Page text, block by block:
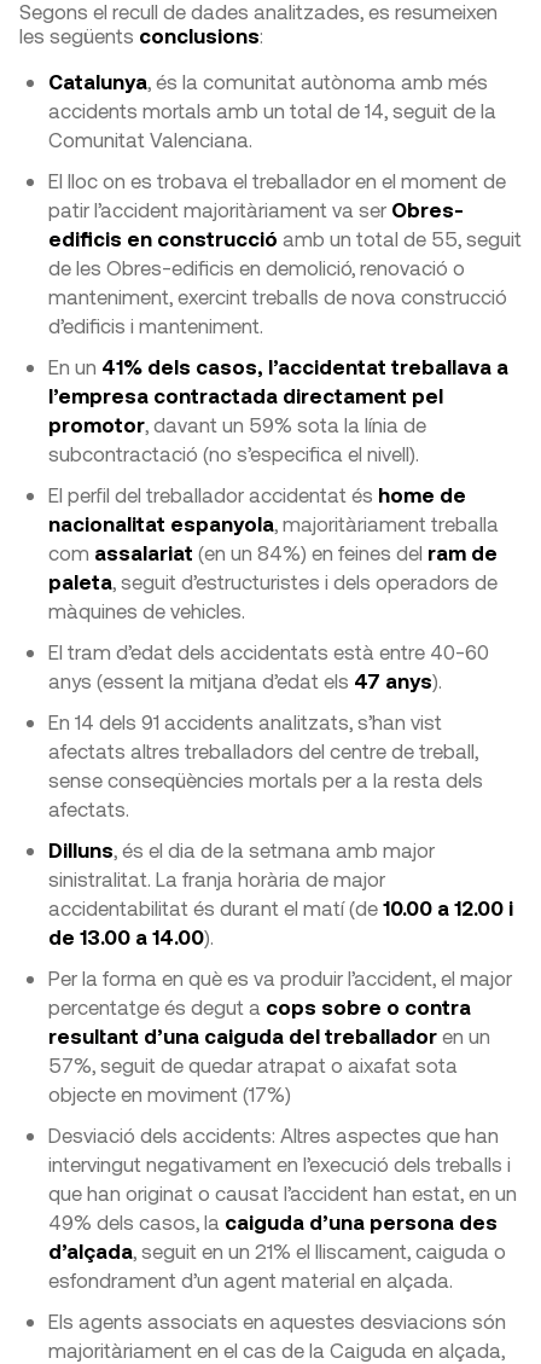
Segons el recull de dades analitzades, es resumeixen
les següents conclusions:
Catalunya , és la comunitat autònoma amb més
accidents mortals amb un total de 14, seguit de la
Comunitat Valenciana.
El lloc on es trobava el treballador en el moment de
patir l’accident majoritàriament va ser Obres-
edificis en construcció amb un total de 55, seguit
de les Obres-edificis en demolició, renovació o
manteniment, exercint treballs de nova construcció
d’edificis i manteniment.
En un 41% dels casos, l’accidentat treballava a
l’empresa contractada directament pel
promotor , davant un 59% sota la línia de
subcontractació (no s’especifica el nivell).
El perfil del treballador accidentat és home de
nacionalitat espanyola , majoritàriament treballa
com assalariat (en un 84%) en feines del ram de
paleta , seguit d’estructuristes i dels operadors de
màquines de vehicles.
El tram d’edat dels accidentats està entre 40-60
anys (essent la mitjana d’edat els 47 anys).
En 14 dels 91 accidents analitzats, s’han vist
afectats altres treballadors del centre de treball,
sense conseqüències mortals per a la resta dels
afectats.
Dilluns , és el dia de la setmana amb major
sinistralitat. La franja horària de major
accidentabilitat és durant el matí (de 10.00 a 12.00 i
de 13.00 a 14.00).
Per la forma en què es va produir l’accident, el major
percentatge és degut a cops sobre o contra
resultant d’una caiguda del treballador en un
57%, seguit de quedar atrapat o aixafat sota
objecte en moviment (17%)
Desviació dels accidents: Altres aspectes que han
intervingut negativament en l’execució dels treballs i
que han originat o causat l’accident han estat, en un
49% dels casos, la caiguda d’una persona des
d’alçada , seguit en un 21% el lliscament, caiguda o
esfondrament d’un agent material en alçada.
Els agents associats en aquestes desviacions són
majoritàriament en el cas de la Caiguda en alçada,